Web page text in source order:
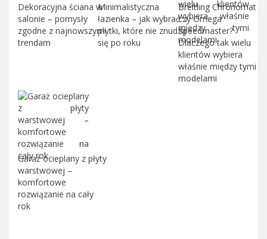
Dekoracyjna ściana w
salonie – pomysły
zgodne z najnowszymi
trendam
Minimalistyczna
łazienka – jak wybrać
płytki, które nie znudzą
się po roku
Breitling Chronomat
czy Omega
Speedmaster?
Dlaczego tak wielu
klientów wybiera
właśnie między tymi
modelami
Garaż ocieplany z płyty
warstwowej –
komfortowe
rozwiązanie na cały
rok